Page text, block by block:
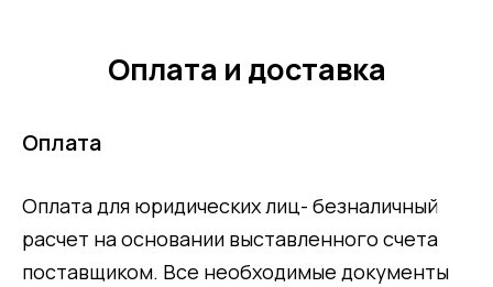
Оплата и доставка
Оплата
Оплата для юридических лиц- безналичный
расчет на основании выставленного счета
поставщиком. Все необходимые документы